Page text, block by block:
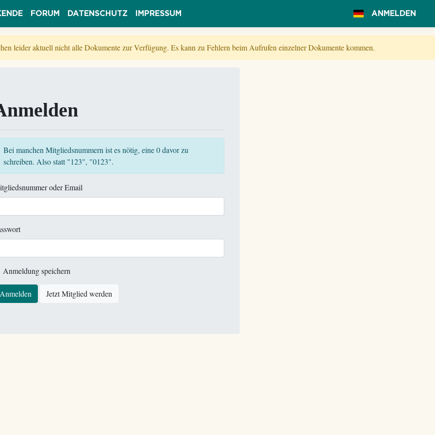
FORUM DATENSCHUTZ IMPRESSUM ANMELDEN
leider aktuell nicht alle Dokumente zur Verfügung. Es kann zu Fehlern beim Aufrufen einzelner Dokumente kommen.
Bei manchen Mitgliedsnummern ist es nötig, eine 0 davor zu
schreiben. Also statt "123", "0123".
oder Email
Anmeldung speichern
Anmelden Jetzt Mitglied werden